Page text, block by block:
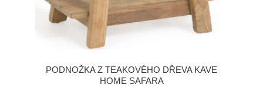
PODNOŽKA Z TEAKOVÉHO DŘEVA KAVE
HOME SAFARA